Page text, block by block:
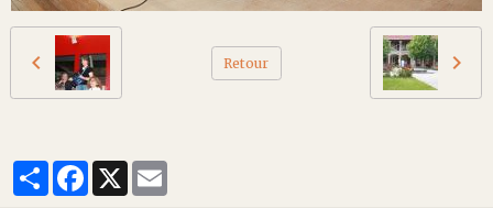
Retour
PartagerFacebook
X